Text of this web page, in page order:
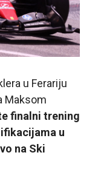
u Ferariju
Maksom
finalni trening
u
na Ski